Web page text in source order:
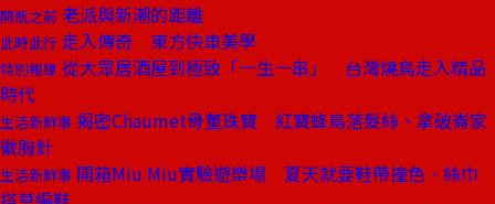
開瓶之前 老派與新潮的距離
此時此行 走入傳奇 東方快車美學
特別報導 從大眾居酒屋到極致「一生一串」 台灣燒鳥走入精品
時代
生活新鮮事 揭密Chaumet骨董珠寶 紅寶蜂鳥落髮絲、拿破崙家
徽胸針
生活新鮮事 開箱Miu Miu實驗遊樂場 夏天就要鞋帶撞色、絲巾